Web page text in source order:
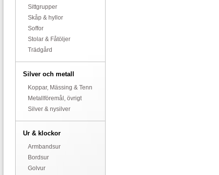
Sittgrupper
Skåp & hyllor
Soffor
Stolar & Fåtöljer
Trädgård
Silver och metall
Koppar, Mässing & Tenn
Metallföremål, övrigt
Silver & nysilver
Ur & klockor
Armbandsur
Bordsur
Golvur